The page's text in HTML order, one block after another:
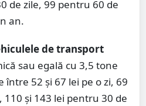
de zile, 99 pentru 60 de
an.
de transport
sau egală cu 3,5 tone
între 52 şi 67 lei pe o zi, 69
110 şi 143 lei pentru 30 de